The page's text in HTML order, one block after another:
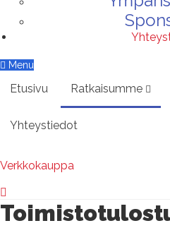
Menu
Etusivu Ratkaisumme
Yhteystiedot
Verkkokauppa